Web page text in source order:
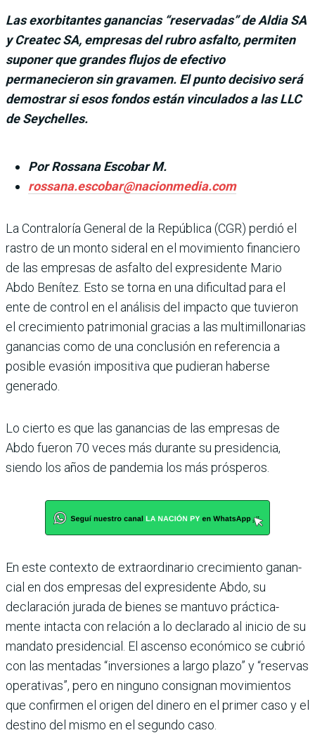
Las exorbitantes ganancias “reservadas” de Aldia SA
y Createc SA, empresas del rubro asfalto, permiten
suponer que grandes flujos de efectivo
permanecieron sin gravamen. El punto decisivo será
demostrar si esos fondos están vinculados a las LLC
de Seychelles.
Por Rossana Escobar M.
rossana.escobar@nacionmedia.com
La Contraloría Gene­ral de la República (CGR) perdió el
ras­tro de un monto sideral en el movimiento financiero
de las empresas de asfalto del expresidente Mario
Abdo Benítez. Esto se torna en una dificultad para el
ente de control en el análisis del impacto que tuvieron
el cre­cimiento patrimonial gracias a las multimillonarias
ganan­cias como de una conclusión en referencia a
posible eva­sión impositiva que pudieran haberse
generado.
Lo cierto es que las ganancias de las empresas de
Abdo fue­ron 70 veces más durante su presidencia,
siendo los años de pandemia los más prós­peros.
En este contexto de extraor­dinario crecimiento ganan­
cial en dos empresas del expresidente Abdo, su
declaración jurada de bie­nes se mantuvo práctica­
mente intacta con rela­ción a lo declarado al inicio de su
mandato presiden­cial. El ascenso económico se cubrió
con las mentadas “inversiones a largo plazo” y “reservas
operativas”, pero en ninguno consignan movi­mientos
que confirmen el ori­gen del dinero en el primer caso y el
destino del mismo en el segundo caso.